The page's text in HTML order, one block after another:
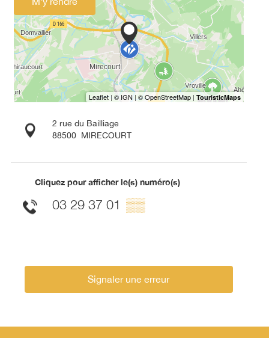
2 rue du Bailliage
88500 MIRECOURT
Cliquez pour afficher le(s) numéro(s)
03 29 37 01 ▒▒
Signaler une erreur